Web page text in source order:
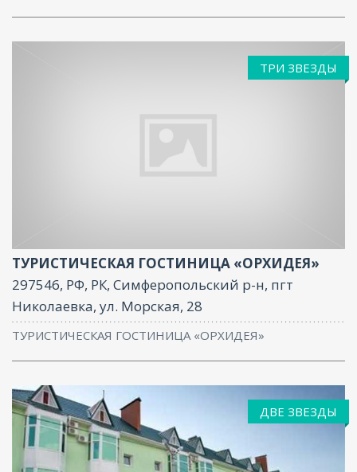
ТРИ ЗВЕЗДЫ
ТУРИСТИЧЕСКАЯ ГОСТИНИЦА «ОРХИДЕЯ»
297546, РФ, РК, Симферопольский р-н, пгт
Николаевка, ул. Морская, 28
ТУРИСТИЧЕСКАЯ ГОСТИНИЦА «ОРХИДЕЯ»
ДВЕ ЗВЕЗДЫ